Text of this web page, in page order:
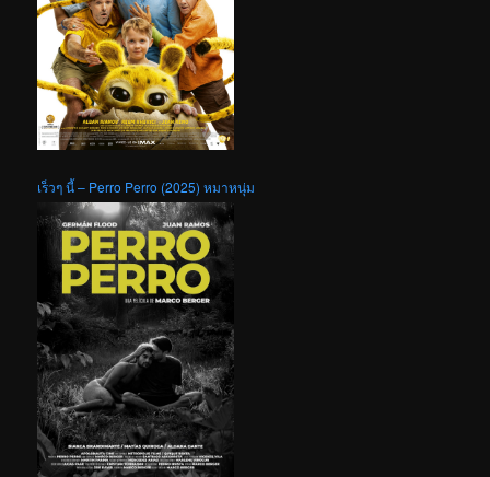
เร็วๆ นี้ – Perro Perro (2025) หมาหนุ่ม